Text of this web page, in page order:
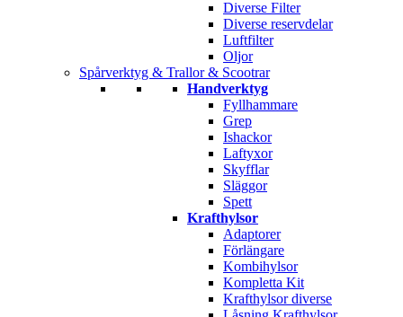
Diverse Filter
Diverse reservdelar
Luftfilter
Oljor
Spårverktyg & Trallor & Scootrar
Handverktyg
Fyllhammare
Grep
Ishackor
Laftyxor
Skyfflar
Släggor
Spett
Krafthylsor
Adaptorer
Förlängare
Kombihylsor
Kompletta Kit
Krafthylsor diverse